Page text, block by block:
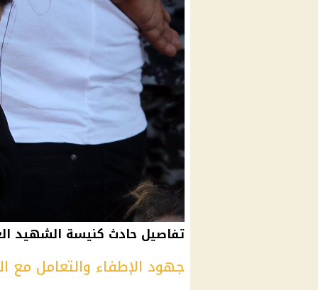
تفاصيل حادث كنيسة الشهيد
جهود الإطفاء والتعامل مع